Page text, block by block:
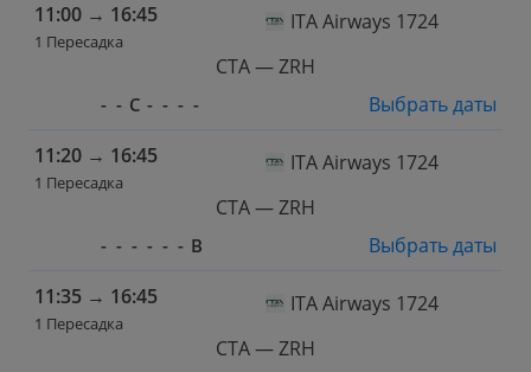
11:00 → 16:45
1 Пересадка
ITA Airways 1724
CTA — ZRH
- - С - - - -
Выбрать даты
11:20 → 16:45
1 Пересадка
ITA Airways 1724
CTA — ZRH
- - - - - - В
Выбрать даты
11:35 → 16:45
1 Пересадка
ITA Airways 1724
CTA — ZRH